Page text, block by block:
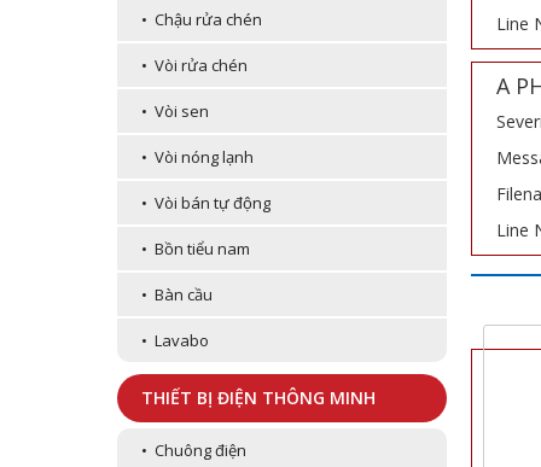
• Chậu rửa chén
• Vòi rửa chén
• Vòi sen
• Vòi nóng lạnh
• Vòi bán tự động
• Bồn tiểu nam
• Bàn cầu
• Lavabo
THIẾT BỊ ĐIỆN THÔNG MINH
• Chuông điện
Line
A
Line